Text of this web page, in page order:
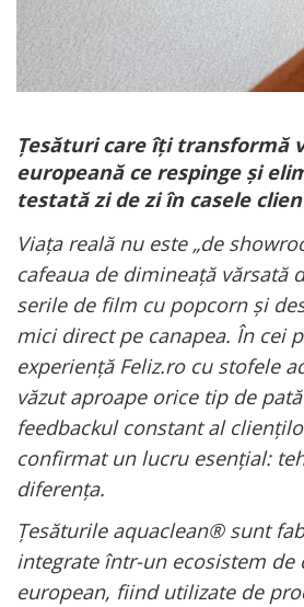
Țesături care îți transformă
europeană ce respinge și
testată zi de zi în casele
Viața reală nu este „de
cafeaua de dimineață vărsată
serile de film cu popcorn și
mici direct pe canapea. În cei
experiență Feliz.ro cu stofele
văzut aproape orice tip de
feedbackul constant al
confirmat un lucru esențial:
diferența.
Țesăturile aquaclean® sunt
integrate într-un ecosistem de
european, fiind utilizate de